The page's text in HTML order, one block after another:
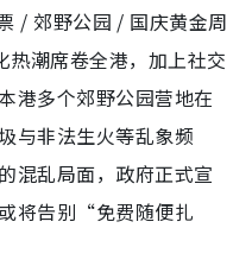
/ 郊野公园 / 国庆黄金周
潮席卷全港，加上社交
多个郊野公园营地在
与非法生火等乱象频
乱局面，政府正式宣
将告别“免费随便扎